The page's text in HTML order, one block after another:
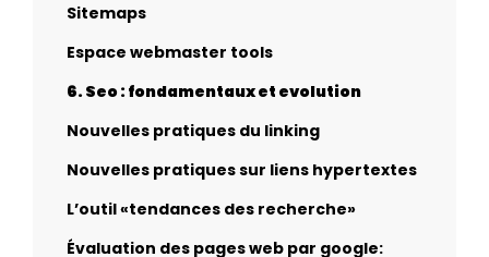
Sitemaps
Espace webmaster tools
6. Seo : fondamentaux et evolution
Nouvelles pratiques du linking
Nouvelles pratiques sur liens hypertextes
L’outil «tendances des recherche»
Évaluation des pages web par google: